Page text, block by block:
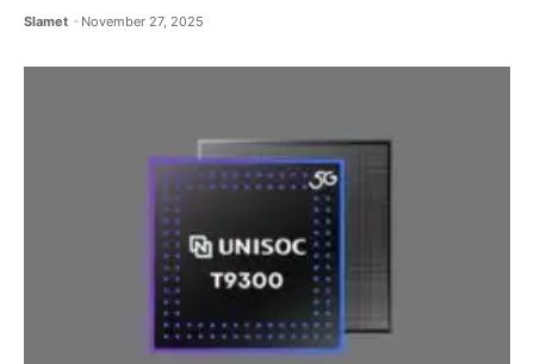
Slamet November 27, 2025